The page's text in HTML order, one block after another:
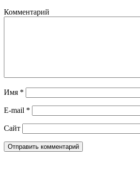
Комментарий
Имя *
E-mail *
Сайт